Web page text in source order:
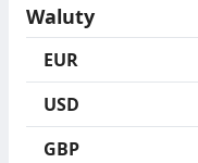
Waluty
EUR
USD
GBP